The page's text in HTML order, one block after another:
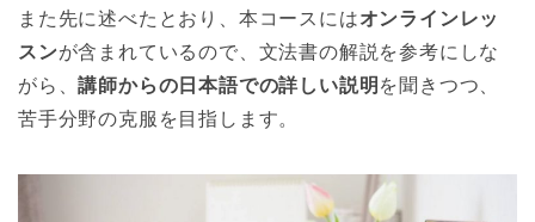
また先に述べたとおり、本コースにはオンラインレッ
スンが含まれているので、文法書の解説を参考にしな
がら、講師からの日本語での詳しい説明 を聞きつつ、
苦手分野の克服を目指します。